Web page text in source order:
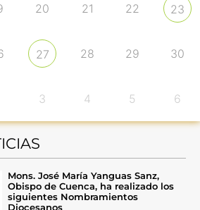
20 21 22 23
27 28 29 30
3 4 5 6
Mons. José María Yanguas Sanz,
Obispo de Cuenca, ha realizado los
siguientes Nombramientos
Diocesanos